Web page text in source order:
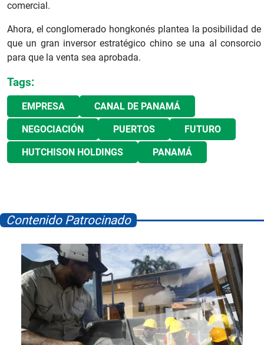
comercial.
Ahora, el conglomerado hongkonés plantea la posibilidad de
que un gran inversor estratégico chino se una al consorcio
para que la venta sea aprobada.
Tags:
EMPRESA CANAL DE PANAMÁ
NEGOCIACIÓN PUERTOS FUTURO
HUTCHISON HOLDINGS PANAMÁ
Contenido Patrocinado